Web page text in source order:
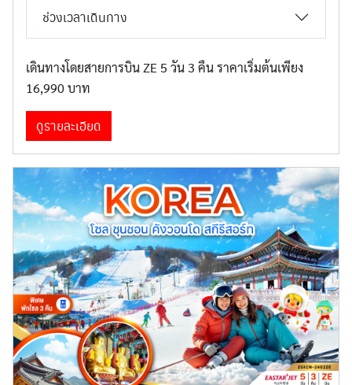
ทัวร์อิตาลี
ทัวร์ยุโรป
ทัวร์อเมริกา
ทัวร์เนเธอร์แลนด์
ทัวร์สแกนดิเนเวีย
ทัวร์อินเดีย
ช่วงเวลาเดินทาง
เดินทางโดยสายการบิน ZE 5 วัน 3 คืน ราคาเริ่มต้นเพียง
16,990 บาท
ดูรายละเอียด